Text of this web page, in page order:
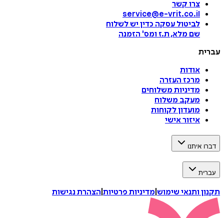
צרו קשר
service@e-vrit.co.il
לביטול עסקה כדין יש לשלוח
שם מלא, ת.ז ומס' הזמנה
עברית
אודות
מרכז העזרה
מדיניות משלוחים
מעקב משלוח
מועדון לקוחות
איזור אישי
דברו איתנו
עברית
תקנון ותנאי שימוש מדיניות פרטיות הצהרת נגישות